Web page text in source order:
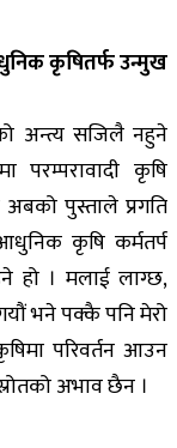
कृषितर्फ उन्मुख
अन्त्य सजिलै नहुने
परम्परावादी कृषि
अबको पुस्ताले प्रगति
कृषि कर्मतर्प
हो । मलाई लाग्छ,
भने पक्कै पनि मेरो
परिवर्तन आउन
अभाव छैन ।